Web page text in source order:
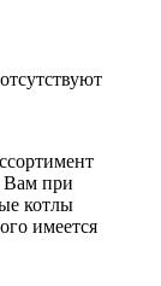
Вам при
котлы
имеется